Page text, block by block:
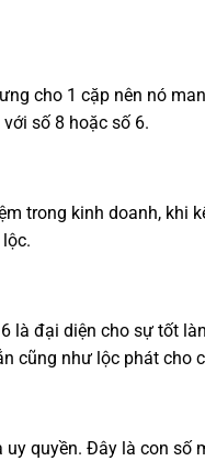
cho 1 cặp nên nó
số 8 hoặc số 6.
trong kinh doanh, khi
đại diện cho sự tốt
cũng như lộc phát cho
quyền. Đây là con số